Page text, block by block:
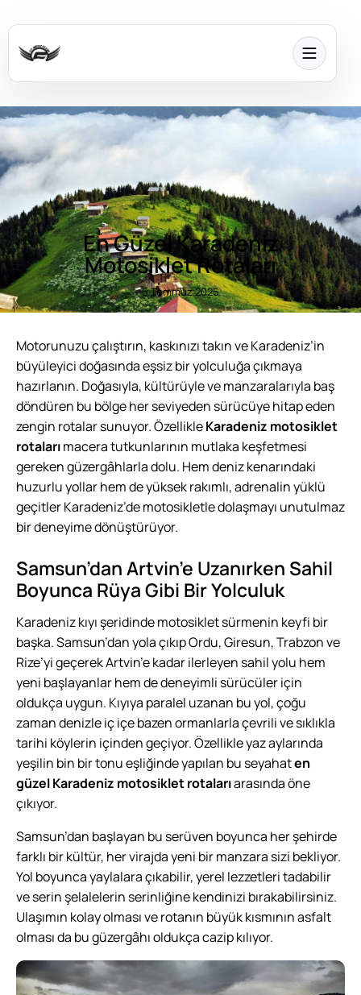
En Güzel Karadeniz
Motosiklet Rotaları
5 Temmuz 2025
Motorunuzu çalıştırın, kaskınızı takın ve Karadeniz’in
büyüleyici doğasında eşsiz bir yolculuğa çıkmaya
hazırlanın. Doğasıyla, kültürüyle ve manzaralarıyla baş
döndüren bu bölge her seviyeden sürücüye hitap eden
zengin rotalar sunuyor. ÖzellikleKaradeniz motosiklet
rotalarımacera tutkunlarının mutlaka keşfetmesi
gereken güzergâhlarla dolu. Hem deniz kenarındaki
huzurlu yollar hem de yüksek rakımlı, adrenalin yüklü
geçitler Karadeniz’de motosikletle dolaşmayı unutulmaz
bir deneyime dönüştürüyor.
Samsun’dan Artvin’e Uzanırken Sahil
Boyunca Rüya Gibi Bir Yolculuk
Karadeniz kıyı şeridinde motosiklet sürmenin keyfi bir
başka. Samsun’dan yola çıkıp Ordu, Giresun, Trabzon ve
Rize’yi geçerek Artvin’e kadar ilerleyen sahil yolu hem
yeni başlayanlar hem de deneyimli sürücüler için
oldukça uygun. Kıyıya paralel uzanan bu yol, çoğu
zaman denizle iç içe bazen ormanlarla çevrili ve sıklıkla
tarihi köylerin içinden geçiyor. Özellikle yaz aylarında
yeşilin bin bir tonu eşliğinde yapılan bu seyahaten
güzel Karadeniz motosiklet rotalarıarasında öne
çıkıyor.
Samsun’dan başlayan bu serüven boyunca her şehirde
farklı bir kültür, her virajda yeni bir manzara sizi bekliyor.
Yol boyunca yaylalara çıkabilir, yerel lezzetleri tadabilir
ve serin şelalelerin serinliğine kendinizi bırakabilirsiniz.
Ulaşımın kolay olması ve rotanın büyük kısmının asfalt
olması da bu güzergâhı oldukça cazip kılıyor.